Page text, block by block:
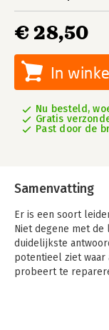
€ 28,50
In
Nu besteld,
Gratis
Past door de
Samenvatting
Er is een soort
Niet degene met
duidelijkste
potentieel ziet waar
probeert te